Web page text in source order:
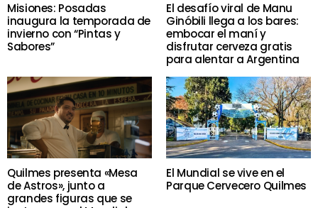
Misiones: Posadas
inaugura la temporada de
invierno con “Pintas y
Sabores”
El desafío viral de Manu
Ginóbili llega a los bares:
embocar el maní y
disfrutar cerveza gratis
para alentar a Argentina
Quilmes presenta «Mesa
de Astros», junto a
grandes figuras que se
El Mundial se vive en el
Parque Cervecero Quilmes